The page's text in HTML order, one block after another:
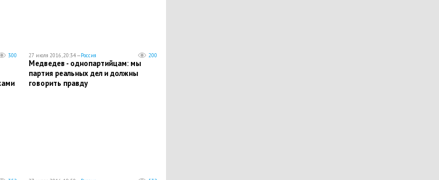
300 27 июля 2016, 20:34 —Россия 200
Медведев - однопартийцам: мы
партия реальных дел и должны
говорить правду